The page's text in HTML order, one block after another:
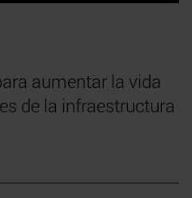
aumentar la vida
de la infraestructura